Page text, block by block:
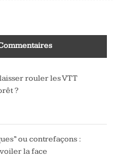
rouler les VTT
?
ou contrefaçons :
la face